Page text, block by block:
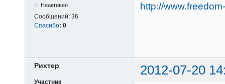
Неактивен
Сообщений: 36
Спасибо: 0
http://
Рихтер 2012-07-20
Участник